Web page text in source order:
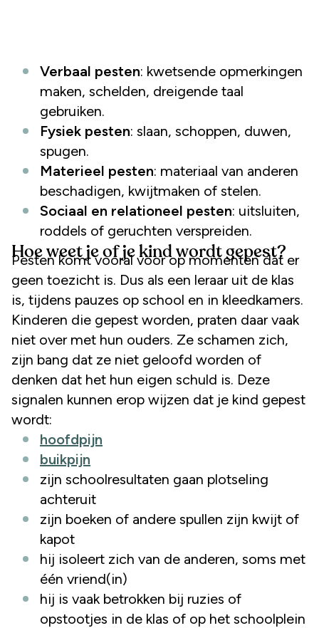
Verbaal pesten: kwetsende opmerkingen
maken, schelden, dreigende taal
gebruiken.
Fysiek pesten: slaan, schoppen, duwen,
spugen.
Materieel pesten: materiaal van anderen
beschadigen, kwijtmaken of stelen.
Sociaal en relationeel pesten: uitsluiten,
roddels of geruchten verspreiden.
Hoe weet je of je kind wordt gepest?
Pesten komt vooral voor op momenten dat er
geen toezicht is. Dus als een leraar uit de klas
is, tijdens pauzes op school en in kleedkamers.
Kinderen die gepest worden, praten daar vaak
niet over met hun ouders. Ze schamen zich,
zijn bang dat ze niet geloofd worden of
denken dat het hun eigen schuld is. Deze
signalen kunnen erop wijzen dat je kind gepest
wordt:
hoofdpijn
buikpijn
zijn schoolresultaten gaan plotseling
achteruit
zijn boeken of andere spullen zijn kwijt of
kapot
hij isoleert zich van de anderen, soms met
één vriend(in)
hij is vaak betrokken bij ruzies of
opstootjes in de klas of op het schoolplein